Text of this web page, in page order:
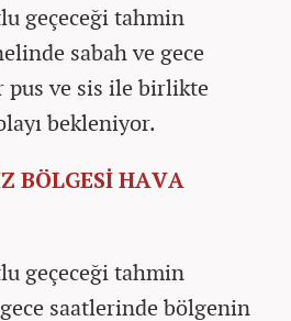
geçeceği tahmin
sabah ve gece
pus ve sis ile birlikte
bekleniyor.
BÖLGESİ HAVA
geçeceği tahmin
saatlerinde bölgenin